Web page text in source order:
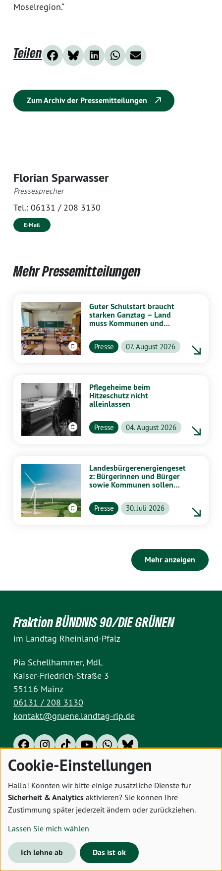
Moselregion.“
Teilen
Zum Archiv der Pressemitteilungen
Florian Sparwasser
Pressesprecher
Tel.: 06131 / 208 3130
E-Mail
Mehr Pressemitteilungen
Guter Schulstart braucht
starken Ganztag – Land
muss Kommunen und
unterstützen
Presse 07. August 2026
Pflegeheime beim
Hitzeschutz nicht
alleinlassen
Presse 04. August 2026
Landesbürgerenergiengeset
z: Bürgerinnen und Bürger
sowie Kommunen sollen
profitieren
Presse 30. Juli 2026
Mehr anzeigen
Fraktion BÜNDNIS 90/DIE GRÜNEN
im Landtag Rheinland-Pfalz
Pia Schellhammer, MdL
Kaiser-Friedrich-Straße 3
55116 Mainz
06131 / 208 3130
kontakt@gruene.landtag-rlp.de
Impressum Datenschutz Cookies
Cookie-Einstellungen
Hallo! Könnten wir bitte einige zusätzliche Dienste für
Sicherheit & Analytics aktivieren? Sie können Ihre
Zustimmung später jederzeit ändern oder zurückziehen.
Lassen Sie mich wählen
Ich lehne ab Das ist ok